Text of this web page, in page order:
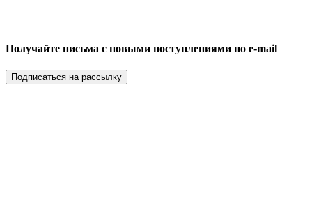
Получайте письма с новыми поступлениями по e-mail
Подписаться на рассылку